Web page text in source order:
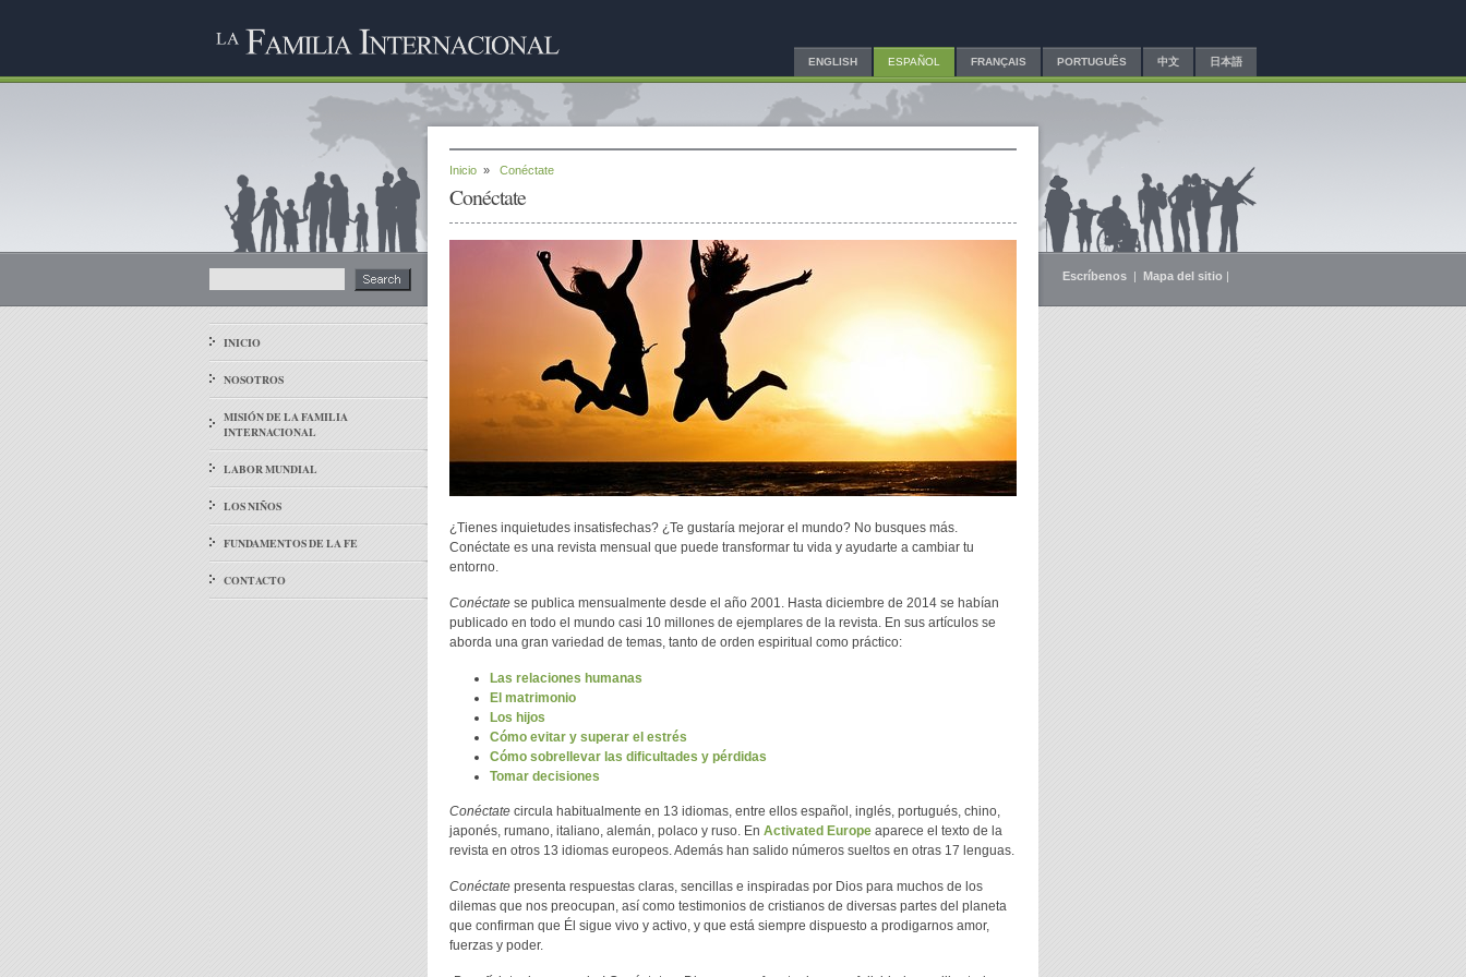
ENGLISH ESPAÑOL FRANÇAIS PORTUGUÊS 中文 日本語
INICIO
NOSOTROS
MISIÓN DE LA FAMILIA
INTERNACIONAL
LABOR MUNDIAL
LOS NIÑOS
FUNDAMENTOS DE LA FE
CONTACTO
Inicio » Conéctate
Conéctate
¿Tienes inquietudes insatisfechas? ¿Te gustaría mejorar el mundo? No busques más.
Conéctate es una revista mensual que puede transformar tu vida y ayudarte a cambiar tu
entorno.
Conéctate se publica mensualmente desde el año 2001. Hasta diciembre de 2014 se habían
publicado en todo el mundo casi 10 millones de ejemplares de la revista. En sus artículos se
aborda una gran variedad de temas, tanto de orden espiritual como práctico:
Las relaciones humanas
El matrimonio
Los hijos
Cómo evitar y superar el estrés
Cómo sobrellevar las dificultades y pérdidas
Tomar decisiones
Conéctate circula habitualmente en 13 idiomas, entre ellos español, inglés, portugués, chino,
japonés, rumano, italiano, alemán, polaco y ruso. En Activated Europe aparece el texto de la
revista en otros 13 idiomas europeos. Además han salido números sueltos en otras 17 lenguas.
Conéctate presenta respuestas claras, sencillas e inspiradas por Dios para muchos de los
dilemas que nos preocupan, así como testimonios de cristianos de diversas partes del planeta
que confirman que Él sigue vivo y activo, y que está siempre dispuesto a prodigarnos amor,
fuerzas y poder.
Escríbenos | Mapa del sitio |